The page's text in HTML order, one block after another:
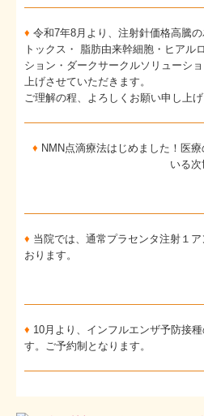
♦ 令和7年8月より、注射針価格高騰
トックス・ 脂肪由来幹細胞・ヒアル
ション・ダークサークルソリューシ
上げさせていただきます。
ご理解の程、よろしくお願い申し上げ
♦ NMN点滴療法はじめました！医
いる次
♦ 当院では、通常プラセンタ注射１
おります。
♦ 10月より、インフルエンザ予防接
す。ご予約制となります。